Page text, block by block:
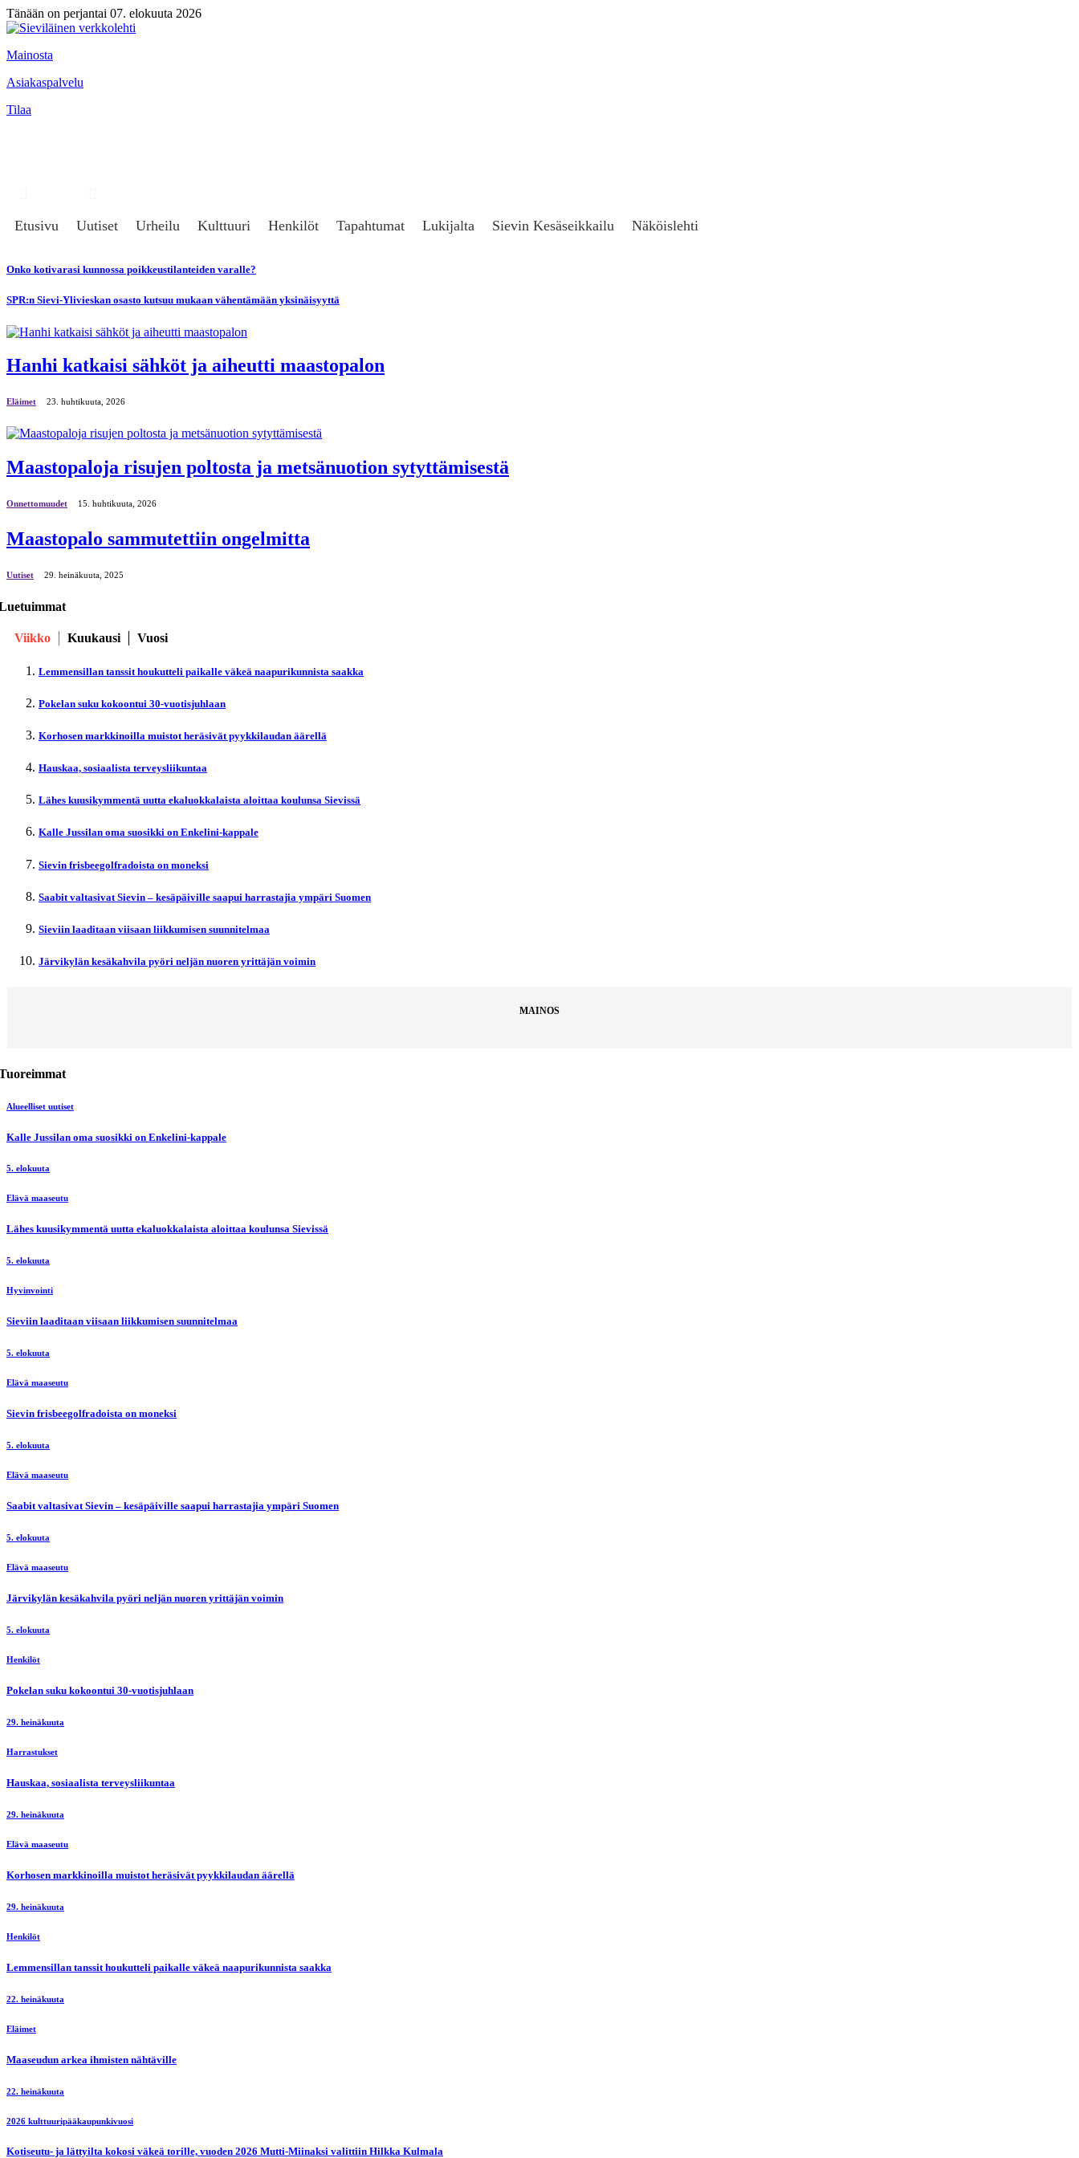
Tänään on perjantai 07. elokuuta 2026
Mainosta
Asiakaspalvelu
Tilaa
Etusivu Uutiset Urheilu Kulttuuri Henkilöt Tapahtumat Lukijalta Sievin Kesäseikkailu Näköislehti
Onko kotivarasi kunnossa poikkeustilanteiden varalle?
SPR:n Sievi-Ylivieskan osasto kutsuu mukaan vähentämään yksinäisyyttä
Hanhi katkaisi sähköt ja aiheutti maastopalon
Eläimet 23. huhtikuuta, 2026
Maastopaloja risujen poltosta ja metsänuotion sytyttämisestä
Onnettomuudet 15. huhtikuuta, 2026
Maastopalo sammutettiin ongelmitta
Uutiset 29. heinäkuuta, 2025
Viikko Kuukausi Vuosi
Lemmensillan tanssit houkutteli paikalle väkeä naapurikunnista saakka
Pokelan suku kokoontui 30-vuotisjuhlaan
Korhosen markkinoilla muistot heräsivät pyykkilaudan äärellä
Hauskaa, sosiaalista terveysliikuntaa
Lähes kuusikymmentä uutta ekaluokkalaista aloittaa koulunsa Sievissä
Kalle Jussilan oma suosikki on Enkelini-kappale
Sievin frisbeegolfradoista on moneksi
Saabit valtasivat Sievin – kesäpäiville saapui harrastajia ympäri Suomen
Sieviin laaditaan viisaan liikkumisen suunnitelmaa
Järvikylän kesäkahvila pyöri neljän nuoren yrittäjän voimin
MAINOS